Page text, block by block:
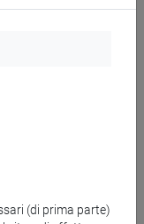
3 MOD.
CINESE 3
CINESE 3
(di prima parte)